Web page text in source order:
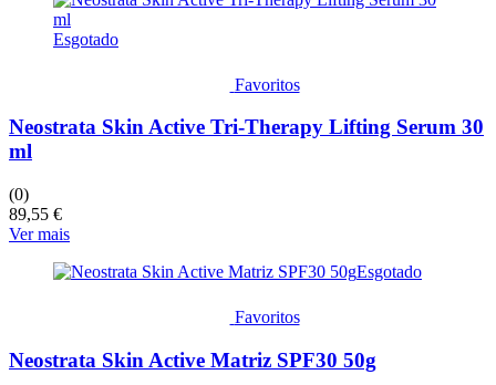
Esgotado
Favoritos
Neostrata Skin Active Tri-Therapy Lifting Serum 30
ml
(0)
89,55 €
Ver mais
Esgotado
Favoritos
Neostrata Skin Active Matriz SPF30 50g